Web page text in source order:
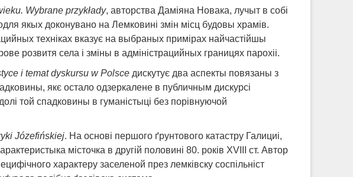
Wybrane przykłady, авторства Даміяна Новака, лучыт в собі
якых доконувано на Лемковині змін місц будовы храмів.
техніках вказує на выбраных примірах найчастійшы
села і зміны в адміністрацийных границях парохіі.
i temat dyskursu w Polsce дискутує два аспекты повязаны з
якє остало одзеркалене в публичным дискурсі
той спадковины в гуманістыці без порівнуючой
Józefińskiej. На основі першого ґрунтового катастру Галициі,
місточка в другій половині 80. років XVIII ст. Автор
характеру заселеной през лемківску соспільніст